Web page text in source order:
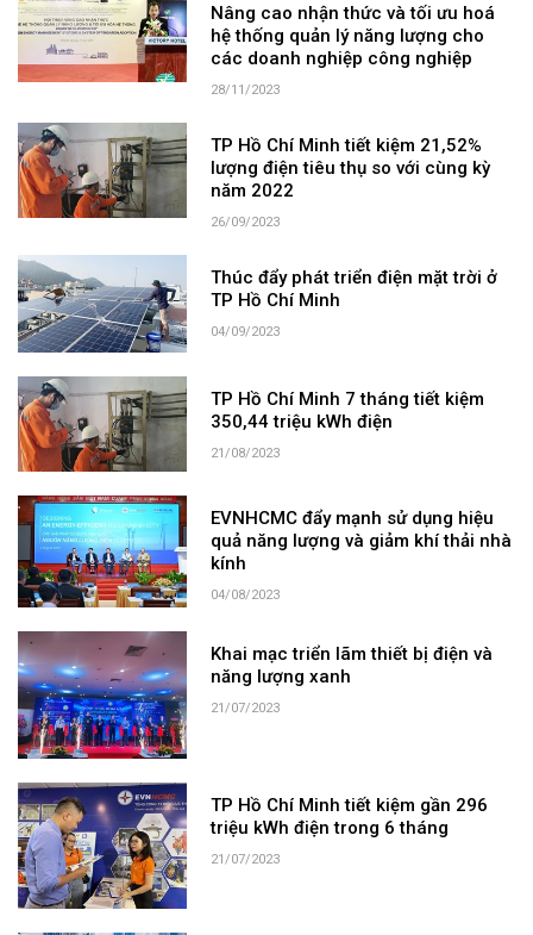
Nâng cao nhận thức và tối ưu hoá
hệ thống quản lý năng lượng cho
các doanh nghiệp công nghiệp
28/11/2023
TP Hồ Chí Minh tiết kiệm 21,52%
lượng điện tiêu thụ so với cùng kỳ
năm 2022
26/09/2023
Thúc đẩy phát triển điện mặt trời ở
TP Hồ Chí Minh
04/09/2023
TP Hồ Chí Minh 7 tháng tiết kiệm
350,44 triệu kWh điện
21/08/2023
EVNHCMC đẩy mạnh sử dụng hiệu
quả năng lượng và giảm khí thải nhà
kính
04/08/2023
Khai mạc triển lãm thiết bị điện và
năng lượng xanh
21/07/2023
TP Hồ Chí Minh tiết kiệm gần 296
triệu kWh điện trong 6 tháng
21/07/2023